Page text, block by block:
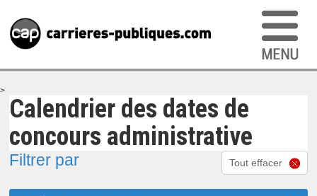
>
Calendrier des dates de
concours administrative
Filtrer par Tout effacer